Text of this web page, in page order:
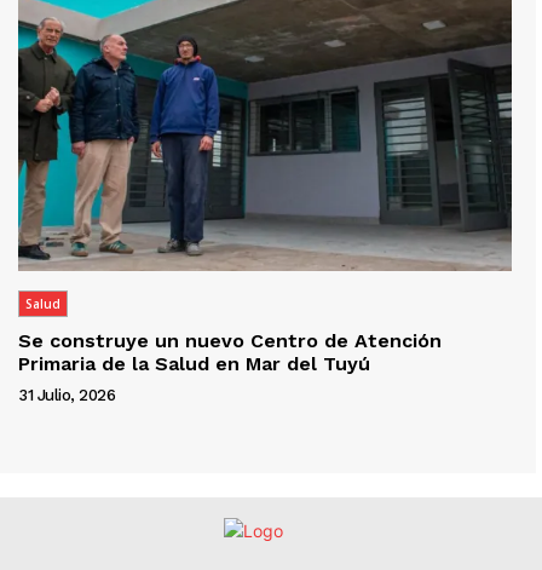
Salud
Se construye un nuevo Centro de Atención
Primaria de la Salud en Mar del Tuyú
31 Julio, 2026